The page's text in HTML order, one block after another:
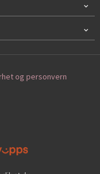
og personvern